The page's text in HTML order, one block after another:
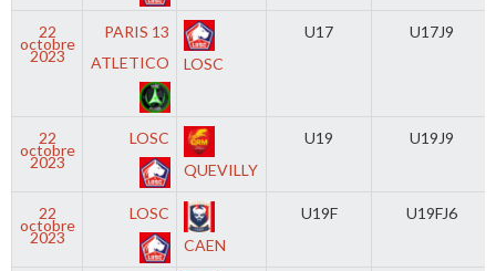
22
octobre
2023
PARIS 13
ATLETICO
LOSC
U17 U17J9
22
octobre
2023
LOSC
QUEVILLY
U19 U19J9
22
octobre
2023
LOSC
CAEN
U19F U19FJ6